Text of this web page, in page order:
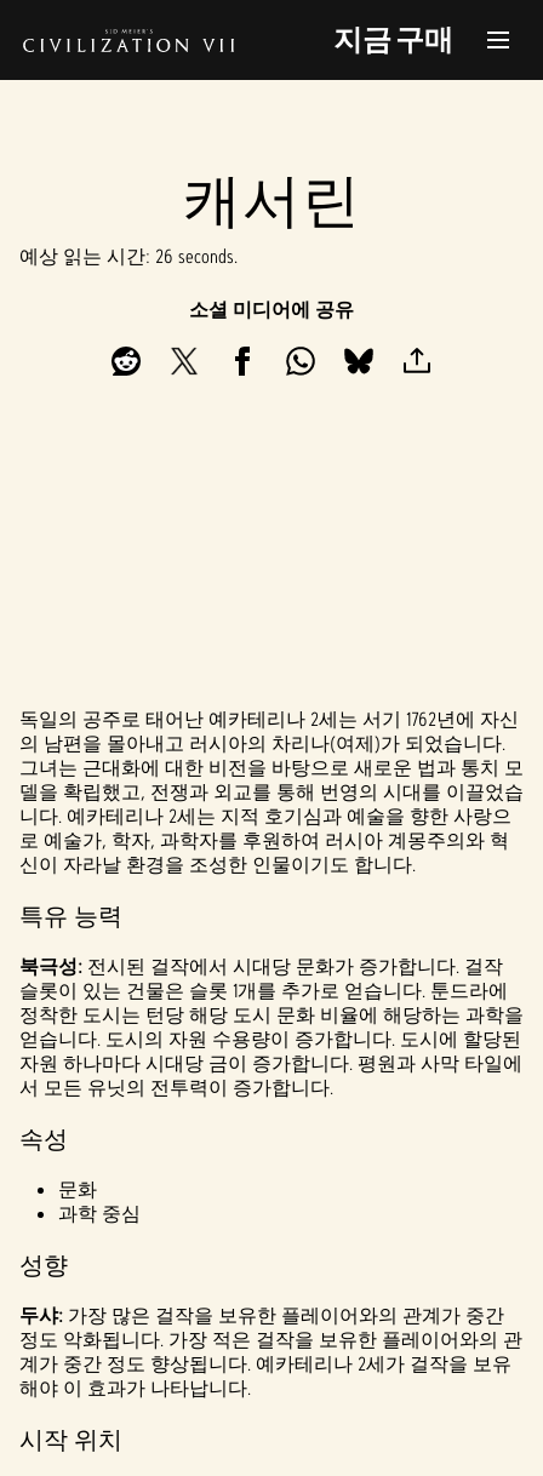
지금 구매
캐서린
예상 읽는 시간 26 seconds
소셜 미디어에 공유
A
c
c
e
p
t
&
P
l
y
재생
하면
YouTu
be의
정보
독일의 공주로 태어난 예카테리나 2세는 서기 1762년에 자신
의 남편을 몰아내고 러시아의 차리나(여제)가 되었습니다.
그녀는 근대화에 대한 비전을 바탕으로 새로운 법과 통치 모
델을 확립했고, 전쟁과 외교를 통해 번영의 시대를 이끌었습
니다. 예카테리나 2세는 지적 호기심과 예술을 향한 사랑으
로 예술가, 학자, 과학자를 후원하여 러시아 계몽주의와 혁
신이 자라날 환경을 조성한 인물이기도 합니다.
특유 능력
북극성: 전시된 걸작에서 시대당 문화가 증가합니다. 걸작
슬롯이 있는 건물은 슬롯 1개를 추가로 얻습니다. 툰드라에
정착한 도시는 턴당 해당 도시 문화 비율에 해당하는 과학을
얻습니다. 도시의 자원 수용량이 증가합니다. 도시에 할당된
자원 하나마다 시대당 금이 증가합니다. 평원과 사막 타일에
서 모든 유닛의 전투력이 증가합니다.
속성
문화
과학 중심
성향
두샤: 가장 많은 걸작을 보유한 플레이어와의 관계가 중간
정도 악화됩니다. 가장 적은 걸작을 보유한 플레이어와의 관
계가 중간 정도 향상됩니다. 예카테리나 2세가 걸작을 보유
해야 이 효과가 나타납니다.
시작 위치